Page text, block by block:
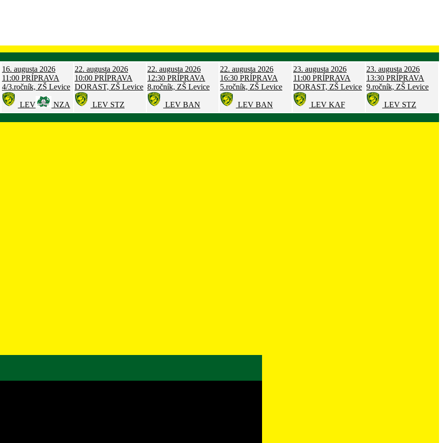
16. augusta 2026
11:00 PRÍPRAVA
4/3.ročník, ZŠ Levice
LEV NZA
22. augusta 2026
10:00 PRÍPRAVA
DORAST, ZŠ Levice
LEV STZ
22. augusta 2026
12:30 PRÍPRAVA
8.ročník, ZŠ Levice
LEV BAN
22. augusta 2026
16:30 PRÍPRAVA
5.ročník, ZŠ Levice
LEV BAN
23. augusta 2026
11:00 PRÍPRAVA
DORAST, ZŠ Levice
LEV KAF
23. augusta 2026
13:30 PRÍPRAVA
9.ročník, ZŠ Levice
LEV STZ